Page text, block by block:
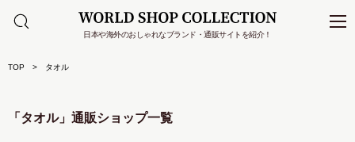
日本や海外のおしゃれなブランド・通販サイトを紹介！
TOP タオル
「タオル」通販ショップ一覧